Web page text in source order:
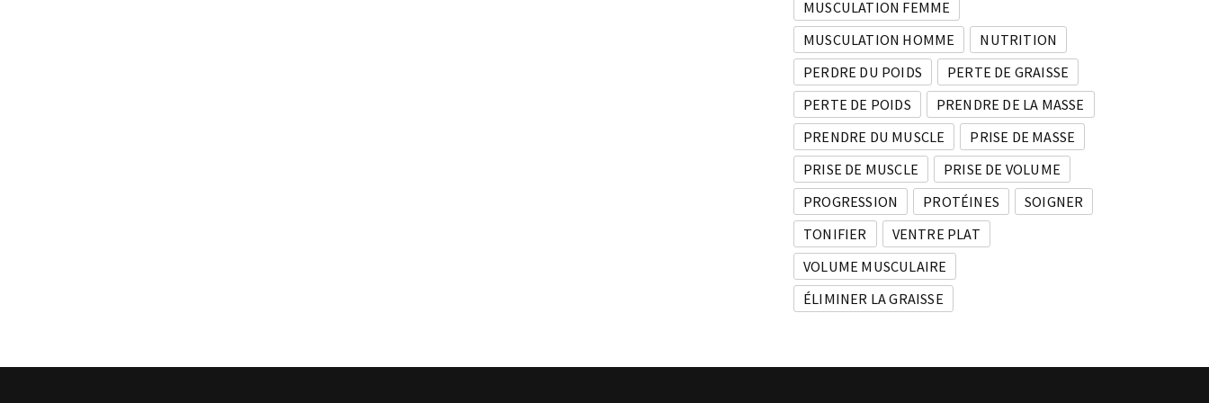
MUSCULATION FEMME
MUSCULATION HOMME
NUTRITION
PERDRE DU POIDS
PERTE DE GRAISSE
PERTE DE POIDS
PRENDRE DE LA MASSE
PRENDRE DU MUSCLE
PRISE DE MASSE
PRISE DE MUSCLE
PRISE DE VOLUME
PROGRESSION
PROTÉINES
SOIGNER
TONIFIER
VENTRE PLAT
VOLUME MUSCULAIRE
ÉLIMINER LA GRAISSE